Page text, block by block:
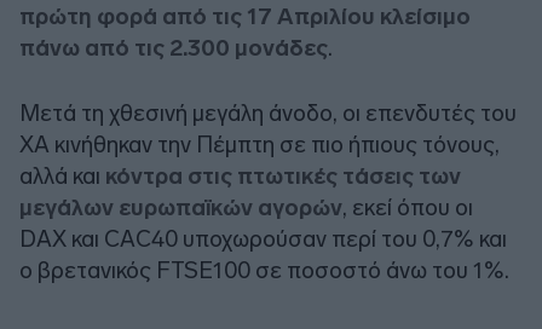
πρώτη φορά από τις 17 Απριλίου κλείσιμο
πάνω από τις 2.300 μονάδες.
Μετά τη χθεσινή μεγάλη άνοδο, οι επενδυτές του
ΧΑ κινήθηκαν την Πέμπτη σε πιο ήπιους τόνους,
αλλά και κόντρα στις πτωτικές τάσεις των
μεγάλων ευρωπαϊκών αγορών, εκεί όπου οι
DAX και CAC40 υποχωρούσαν περί του 0,7% και
ο βρετανικός FTSE100 σε ποσοστό άνω του 1%.